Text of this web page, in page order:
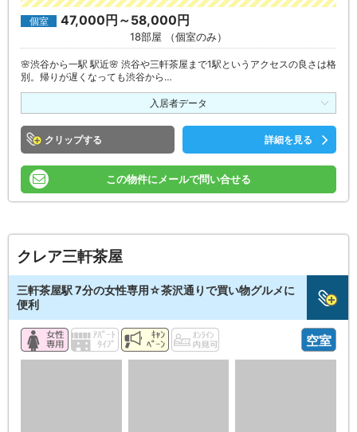
個室 47,000円～58,000円
18部屋 （個室のみ）
🌸渋谷から一駅 駅近🌸 渋谷や三軒茶屋まで1駅というアクセスの良さは格
別。帰りが遅くなっても渋谷から…
入居者データ
クリップ 詳細を見る
この物件にメールで問い合せる
クレア三軒茶屋
三軒茶屋駅 7分の女性専用☆茶沢通りで買い物グルメに
便利
空室